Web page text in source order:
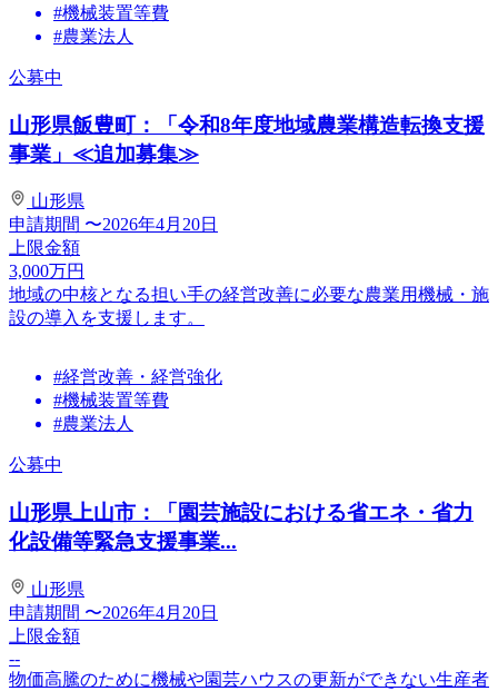
#機械装置等費
#農業法人
公募中
山形県飯豊町：「令和8年度地域農業構造転換支援
事業」≪追加募集≫
山形県
申請期間 〜2026年4月20日
上限金額
3,000万円
地域の中核となる担い手の経営改善に必要な農業用機械・施
設の導入を支援します。
#経営改善・経営強化
#機械装置等費
#農業法人
公募中
山形県上山市：「園芸施設における省エネ・省力
化設備等緊急支援事業...
山形県
申請期間 〜2026年4月20日
上限金額
--
物価高騰のために機械や園芸ハウスの更新ができない生産者